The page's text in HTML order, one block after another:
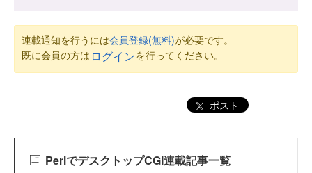
連載通知を行うには会員登録(無料)が必要です。
既に会員の方は ログインを行ってください。
ポスト
PerlでデスクトップCGI連載記事一覧